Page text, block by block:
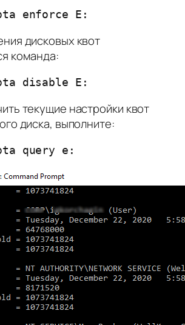
enforce E:
дисковых квот
команда:
disable E:
текущие настройки квот
диска, выполните:
query e: